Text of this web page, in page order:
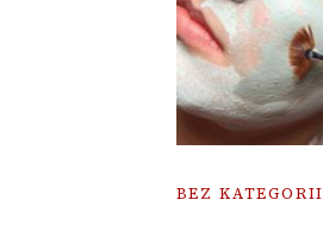
BEZ KATEGORII